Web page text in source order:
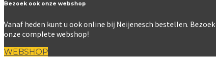
Bezoek ook onze webshop
Vanaf heden kunt u ook online bij Neijenesch bestellen. Bezoek
onze complete webshop!
WEBSHOP